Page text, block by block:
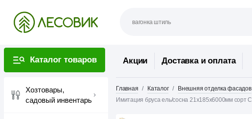
Каталог товаров
Хозтовары,
садовый инвентарь
Акции Доставка и оплата
Главная Каталог Внешняя отделка фасадов
Имитация бруса ель/сосна 21х185х6000мм сорт С